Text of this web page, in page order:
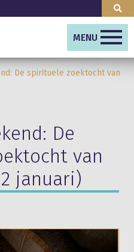
MENU
De spirituele zoektocht van
De
van
januari)